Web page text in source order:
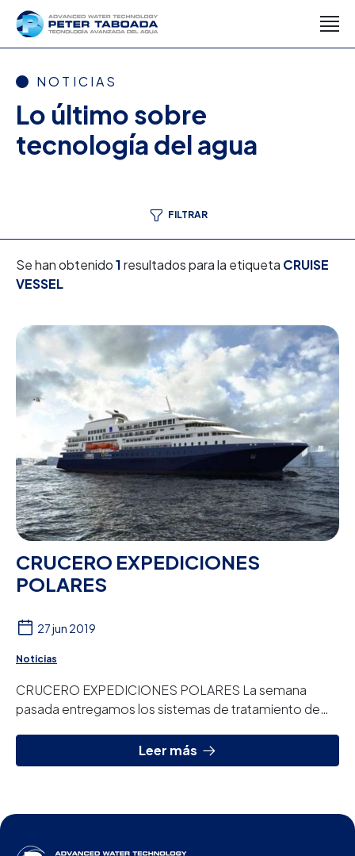
NOTICIAS
Lo último sobre
tecnología del agua
FILTRAR
Se han obtenido1resultados para la etiqueta CRUISE
VESSEL
CRUCERO EXPEDICIONES
POLARES
27 jun 2019
Noticias
CRUCERO EXPEDICIONES POLARES La semana
pasada entregamos los sistemas de tratamiento de
Leer más